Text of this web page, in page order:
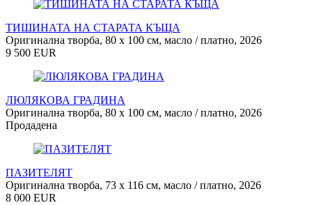
ТИШИНАТА НА СТАРАТА КЪЩА
Оригинална творба, 80 х 100 см, масло / платно, 2026
9 500 EUR
ЛЮЛЯКОВА ГРАДИНА
Оригинална творба, 80 х 100 см, масло / платно, 2026
Продадена
ПАЗИТЕЛЯТ
Оригинална творба, 73 х 116 см, масло / платно, 2026
8 000 EUR